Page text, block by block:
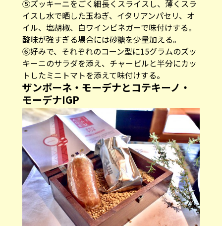
⑤ズッキーニをごく細長くスライスし、薄くスラ
イスし水で晒した玉ねぎ、イタリアンパセリ、オ
イル、塩胡椒、白ワインビネガーで味付けする。
酸味が強すぎる場合には砂糖を少量加える。
⑥好みで、それぞれのコーン型に15グラムのズッ
キーニのサラダを添え、チャービルと半分にカッ
トしたミニトマトを添えて味付けする。
ザンポーネ・モーデナとコテキーノ・
モーデナIGP